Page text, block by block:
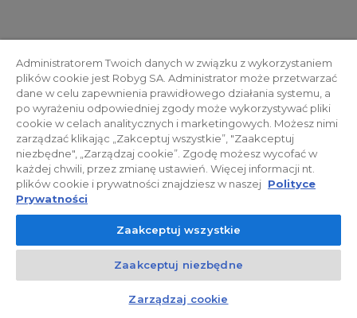
Administratorem Twoich danych w związku z wykorzystaniem
plików cookie jest Robyg SA. Administrator może przetwarzać
dane w celu zapewnienia prawidłowego działania systemu, a
po wyrażeniu odpowiedniej zgody może wykorzystywać pliki
cookie w celach analitycznych i marketingowych. Możesz nimi
zarządzać klikając „Zakceptuj wszystkie”, "Zaakceptuj
niezbędne", „Zarządzaj cookie”. Zgodę możesz wycofać w
każdej chwili, przez zmianę ustawień. Więcej informacji nt.
plików cookie i prywatności znajdziesz w naszej Polityce
Prywatności
Zaakceptuj wszystkie
Zaakceptuj niezbędne
Zarządzaj cookie